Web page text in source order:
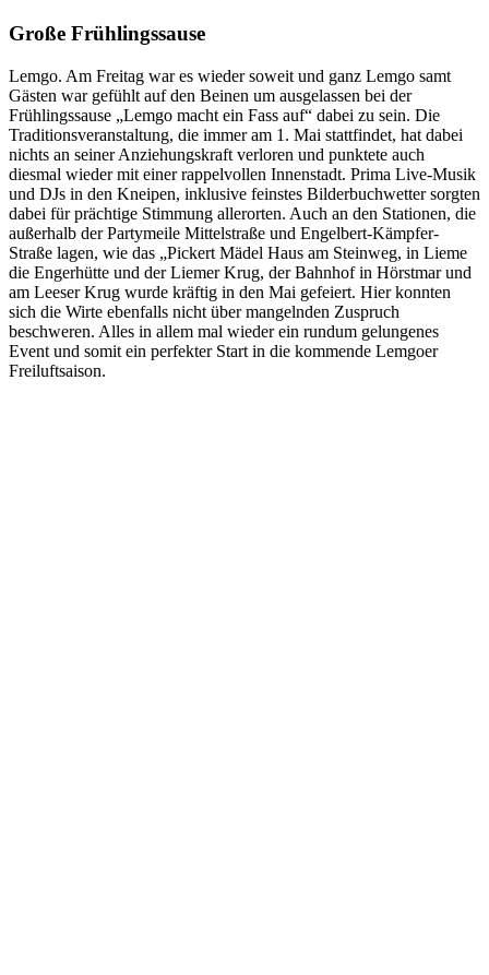
Große Frühlingssause
Lemgo. Am Freitag war es wieder soweit und ganz Lemgo samt
Gästen war gefühlt auf den Beinen um ausgelassen bei der
Frühlingssause „Lemgo macht ein Fass auf“ dabei zu sein. Die
Traditionsveranstaltung, die immer am 1. Mai stattfindet, hat dabei
nichts an seiner Anziehungskraft verloren und punktete auch
diesmal wieder mit einer rappelvollen Innenstadt. Prima Live-Musik
und DJs in den Kneipen, inklusive feinstes Bilderbuchwetter sorgten
dabei für prächtige Stimmung allerorten. Auch an den Stationen, die
außerhalb der Partymeile Mittelstraße und Engelbert-Kämpfer-
Straße lagen, wie das „Pickert Mädel Haus am Steinweg, in Lieme
die Engerhütte und der Liemer Krug, der Bahnhof in Hörstmar und
am Leeser Krug wurde kräftig in den Mai gefeiert. Hier konnten
sich die Wirte ebenfalls nicht über mangelnden Zuspruch
beschweren. Alles in allem mal wieder ein rundum gelungenes
Event und somit ein perfekter Start in die kommende Lemgoer
Freiluftsaison.